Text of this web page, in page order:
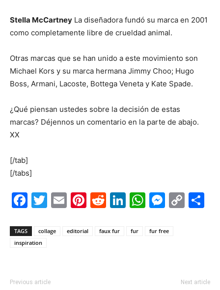
Stella McCartney La diseñadora fundó su marca en 2001
como completamente libre de crueldad animal.
Otras marcas que se han unido a este movimiento son
Michael Kors y su marca hermana Jimmy Choo; Hugo
Boss, Armani, Lacoste, Bottega Veneta y Kate Spade.
¿Qué piensan ustedes sobre la decisión de estas
marcas? Déjennos un comentario en la parte de abajo.
XX
[/tab]
[/tabs]
Facebook
Twitter
EmailPinterest
Reddit
LinkedIn
TAGS collage editorial faux fur fur
fur free
inspiration
Previous article Next article